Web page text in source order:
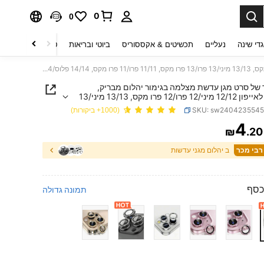
0
0
שינה נעליים תכשיטים & אקססוריס ביוטי ובריאות טקסטיל לבית
סט אחד של סרט מגן עדשת מצלמה בגימור יהלום מבריק, מתאים לאייפון 12/12 מיני/12 פרו/12 פרו מקס, 13/13 מיני/13 פרו/13 פרו מקס, 11/11 פרו/11 פרו מקס, 14/14 פלוס/14 פרו/14 פרו מקס, 15/15 פלוס/15 פרו/15 פרו מקס, כיסוי מצלמה מעוטר באבני חן משובצות, מגן זכוכית מחוסמת, אבני חן צבעוניות
סרט מגן עדשת מצלמה בגימור יהלום מבריק,
מתאים לאייפון 12/12 מיני/12 פרו/12 פרו מקס, 13/13 מיני/13
פרו/13 פרו מקס, 11/11 פרו/11 פרו מקס, 14/14 פלוס/14 פרו/14
פרו מקס, 15/15 פלוס/15 פרו/15 פרו מקס, כיסוי מצלמה מעוטר
משובצות, מגן זכוכית מחוסמת, אבני חן צבעוניות
SKU: (1000+ ביקורות)
PRICE AND ₪4.20
ב יהלום מגני עדשות
כסף תמונה גדולה